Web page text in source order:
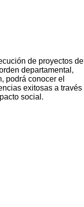
de proyectos de
departamental,
podrá conocer el
exitosas a través
social.